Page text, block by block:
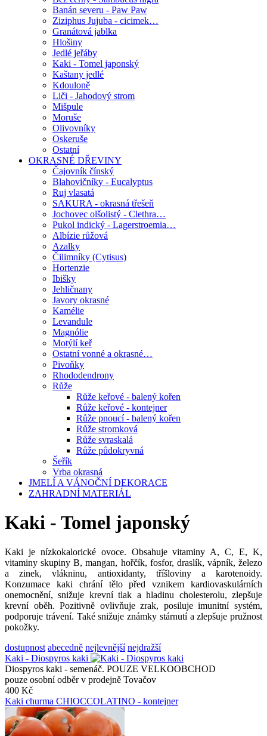
Banán severu - Paw Paw
Ziziphus Jujuba - cicimek…
Granátová jablka
Hlošiny
Jedlé jeřáby
Kaki - Tomel japonský
Kaštany jedlé
Kdouloně
Liči - Jahodový strom
Mišpule
Moruše
Olivovníky
Oskeruše
Ostatní
OKRASNÉ DŘEVINY
Čajovník čínský
Blahovičníky - Eucalyptus
Ruj vlasatá
SAKURA - okrasná třešeň
Jochovec olšolistý - Clethra…
Pukol indický - Lagerstroemia…
Albízie růžová
Azalky
Čilimníky (Cytisus)
Hortenzie
Ibišky
Jehličnany
Javory okrasné
Kamélie
Levandule
Magnólie
Motýlí keř
Ostatní vonné a okrasné…
Pivoňky
Rhododendrony
Růže
Růže keřové - balený kořen
Růže keřové - kontejner
Růže pnoucí - balený kořen
Růže stromková
Růže svraskalá
Růže půdokryvná
Šeřík
Vrba okrasná
JMELÍ A VÁNOČNÍ DEKORACE
ZAHRADNÍ MATERIÁL
Kaki - Tomel japonský
Kaki je nízkokalorické ovoce. Obsahuje vitaminy A, C, E, K,
vitaminy skupiny B, mangan, hořčík, fosfor, draslík, vápník, železo
a zinek, vlákninu, antioxidanty, tříšloviny a karotenoidy.
Konzumace kaki chrání tělo před vznikem kardiovaskulárních
onemocnění, snižuje krevní tlak a hladinu cholesterolu, zlepšuje
krevní oběh. Pozitivně ovlivňuje zrak, posiluje imunitní systém,
podporuje trávení. Také snižuje známky stárnutí a zlepšuje pružnost
pokožky.
dostupnost abecedně nejlevnější nejdražší
Kaki - Diospyros kaki
Diospyros kaki - semenáč. POUZE VELKOOBCHOD
pouze osobní odběr v prodejně Tovačov
400 Kč
Kaki churma CHIOCCOLATINO - kontejner